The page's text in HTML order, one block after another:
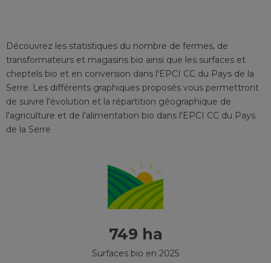
Découvrez les statistiques du nombre de fermes, de
transformateurs et magasins bio ainsi que les surfaces et
cheptels bio et en conversion dans l'EPCI CC du Pays de la
Serre. Les différents graphiques proposés vous permettront
de suivre l'évolution et la répartition géographique de
l'agriculture et de l'alimentation bio dans l'EPCI CC du Pays
de la Serre
749 ha
Surfaces bio en 2025